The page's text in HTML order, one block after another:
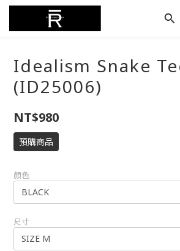
Idealism Snake
(ID25006)
NT$980
預購商品
顏色
尺寸